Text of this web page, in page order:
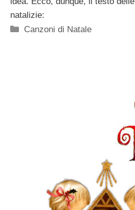
natalizie:
Categorie
Canzoni di Natale